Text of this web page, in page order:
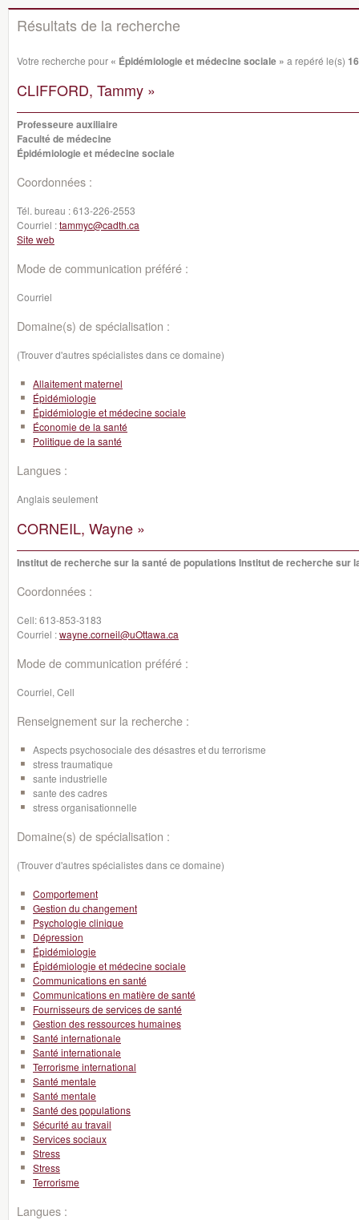
Résultats de la recherche
Votre recherche pour « Épidémiologie et médecine sociale » a repéré le(s) 16
CLIFFORD, Tammy »
Professeure auxiliaire
Faculté de médecine
Épidémiologie et médecine sociale
Coordonnées :
Tél. bureau :613-226-2553
Courriel :tammyc@cadth.ca
Site web
Mode de communication préféré :
Courriel
Domaine(s) de spécialisation :
(Trouver d'autres spécialistes dans ce domaine)
Allaitement maternel
Épidémiologie
Épidémiologie et médecine sociale
Économie de la santé
Politique de la santé
Langues :
Anglais seulement
CORNEIL, Wayne »
Institut de recherche sur la santé de populations Institut de recherche sur
Coordonnées :
Cell:613-853-3183
Courriel :wayne.corneil@uOttawa.ca
Mode de communication préféré :
Courriel, Cell
Renseignement sur la recherche :
Aspects psychosociale des désastres et du terrorisme
stress traumatique
sante industrielle
sante des cadres
stress organisationnelle
Domaine(s) de spécialisation :
(Trouver d'autres spécialistes dans ce domaine)
Comportement
Gestion du changement
Psychologie clinique
Dépression
Épidémiologie
Épidémiologie et médecine sociale
Communications en santé
Communications en matière de santé
Fournisseurs de services de santé
Gestion des ressources humaines
Santé internationale
Santé internationale
Terrorisme international
Santé mentale
Santé mentale
Santé des populations
Sécurité au travail
Services sociaux
Stress
Stress
Terrorisme
Langues :